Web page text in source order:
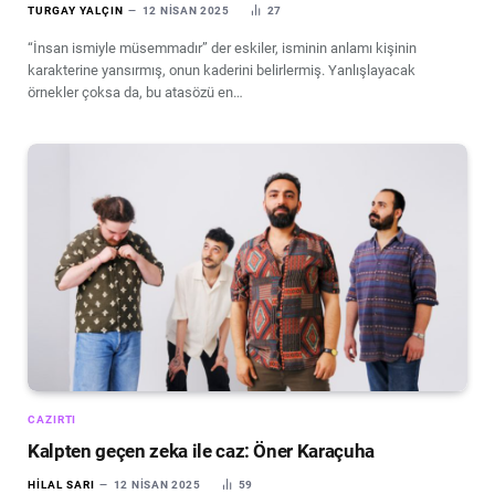
TURGAY YALÇIN 12 NISAN 2025 27
“İnsan ismiyle müsemmadır” der eskiler, isminin anlamı kişinin
karakterine yansırmış, onun kaderini belirlermiş. Yanlışlayacak
örnekler çoksa da, bu atasözü en…
CAZIRTI
Kalpten geçen zeka ile caz: Öner Karaçuha
HILAL SARI 12 NISAN 2025 59